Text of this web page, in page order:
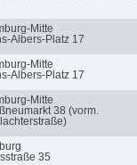
Mitte
Albers-Platz 17
Mitte
Albers-Platz 17
Mitte
38 (vorm.
35